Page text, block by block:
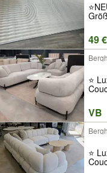
49 €
⭐️
Bett
VB
⭐️